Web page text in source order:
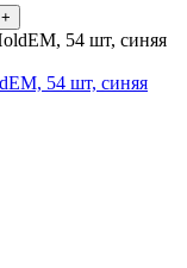
+
54 шт, синяя